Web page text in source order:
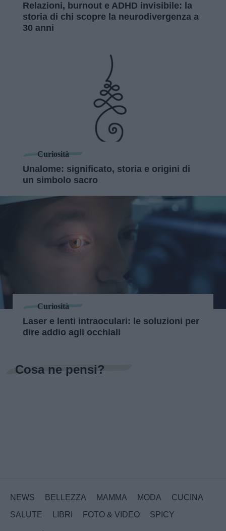
Relazioni, burnout e ADHD invisibile: la
storia di chi scopre la neurodivergenza a
30 anni
Curiosità
Unalome: significato, storia e origini di
un simbolo sacro
Curiosità
Laser e lenti intraoculari: le soluzioni per
dire addio agli occhiali
Cosa ne pensi?
NEWS BELLEZZA MAMMA MODA
CUCINA
SALUTE
LIBRI FOTO & VIDEO SPICY